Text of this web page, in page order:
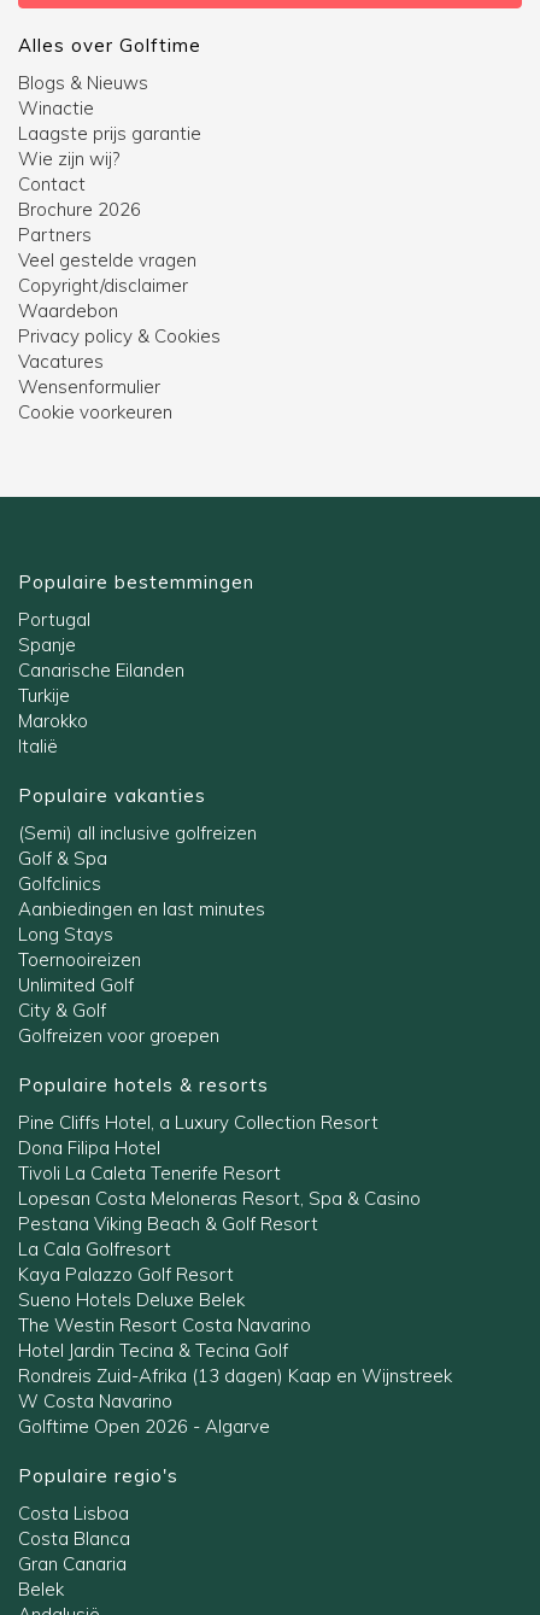
Alles over Golftime
Blogs & Nieuws
Winactie
Laagste prijs garantie
Wie zijn wij?
Contact
Brochure 2026
Partners
Veel gestelde vragen
Copyright/disclaimer
Waardebon
Privacy policy & Cookies
Vacatures
Wensenformulier
Cookie voorkeuren
Populaire bestemmingen
Portugal
Spanje
Canarische Eilanden
Turkije
Marokko
Italië
Populaire vakanties
(Semi) all inclusive golfreizen
Golf & Spa
Golfclinics
Aanbiedingen en last minutes
Long Stays
Toernooireizen
Unlimited Golf
City & Golf
Golfreizen voor groepen
Populaire hotels & resorts
Pine Cliffs Hotel, a Luxury Collection Resort
Dona Filipa Hotel
Tivoli La Caleta Tenerife Resort
Lopesan Costa Meloneras Resort, Spa & Casino
Pestana Viking Beach & Golf Resort
La Cala Golfresort
Kaya Palazzo Golf Resort
Sueno Hotels Deluxe Belek
The Westin Resort Costa Navarino
Hotel Jardin Tecina & Tecina Golf
Rondreis Zuid-Afrika (13 dagen) Kaap en Wijnstreek
W Costa Navarino
Golftime Open 2026 - Algarve
Populaire regio's
Costa Lisboa
Costa Blanca
Gran Canaria
Belek